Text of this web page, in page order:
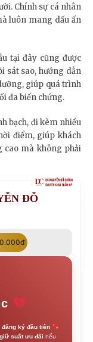
Chính sự cá nhân
luôn mang dấu ấn
tại đây cũng được
sát sao, hướng dẫn
giúp quá trình
đa biến chứng.
bạch, đi kèm nhiều
điểm, giúp khách
cao mà không phải
ĐỖ
đăng ký đầu tiên
suất ưu đãi nếu